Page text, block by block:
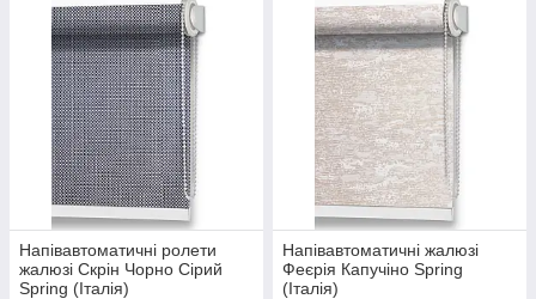
Напівавтоматичні ролети
жалюзі Скрін Чорно Сірий
Spring (Італія)
Напівавтоматичні жалюзі
Феєрія Капучіно Spring
(Італія)